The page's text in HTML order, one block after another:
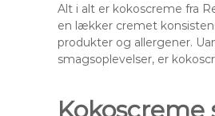
Alt i alt er kokoscreme fra
en lækker cremet
produkter og allergener.
smagsoplevelser, er